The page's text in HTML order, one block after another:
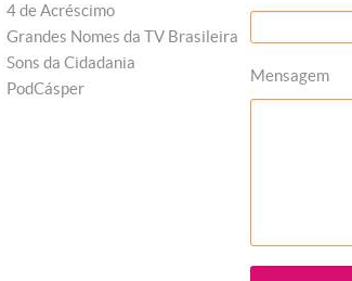
4 de Acréscimo
Grandes Nomes da TV Brasileira
Sons da Cidadania
PodCásper
Mensagem